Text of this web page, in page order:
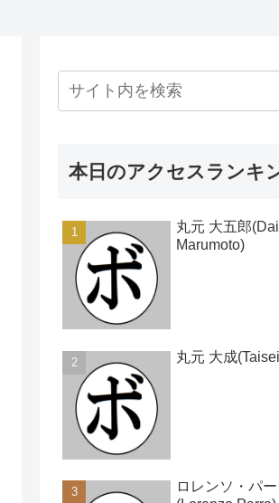
本日のアクセスランキ
丸元 大五郎
Marumoto)
丸元 大成
ロレンソ・パ